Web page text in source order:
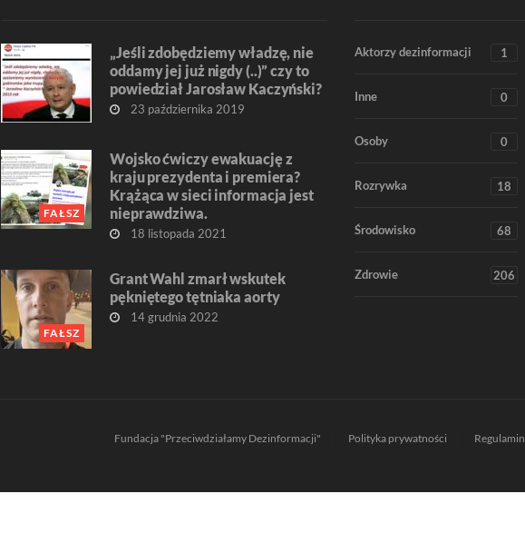
„Jeśli zdobędziemy władzę, nie
oddamy jej już nigdy (..)” czy to
powiedział Jarosław Kaczyński?
23 października 2019
FAŁSZ
Wojsko ćwiczy ewakuację z
kraju prezydenta i premiera?
Krążąca w sieci informacja jest
nieprawdziwa.
18 listopada 2021
FAŁSZ
Grant Wahl zmarł wskutek
pękniętego tętniaka aorty
14 grudnia 2022
Aktorzy dezinformacji 1
Inne 0
Osoby 0
Rozrywka 18
Środowisko 68
Zdrowie 206
Fundacja "Przeciwdziałamy Dezinformacji" Polityka prywatności Regulamin